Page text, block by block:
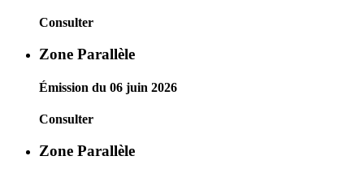
Consulter
Zone Parallèle
Émission du 06 juin 2026
Consulter
Zone Parallèle